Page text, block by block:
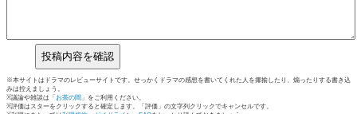
※本サイトはドラマのレビューサイトです。せっかくドラマの感想を書いてくれた人を揶揄したり、煽ったりする書き込
みは控えましょう。
※議論や雑談は「 お茶の間 」をご利用ください。
※評価はスターをクリックすると確定します。「評価」の文字列クリックでキャンセルです。